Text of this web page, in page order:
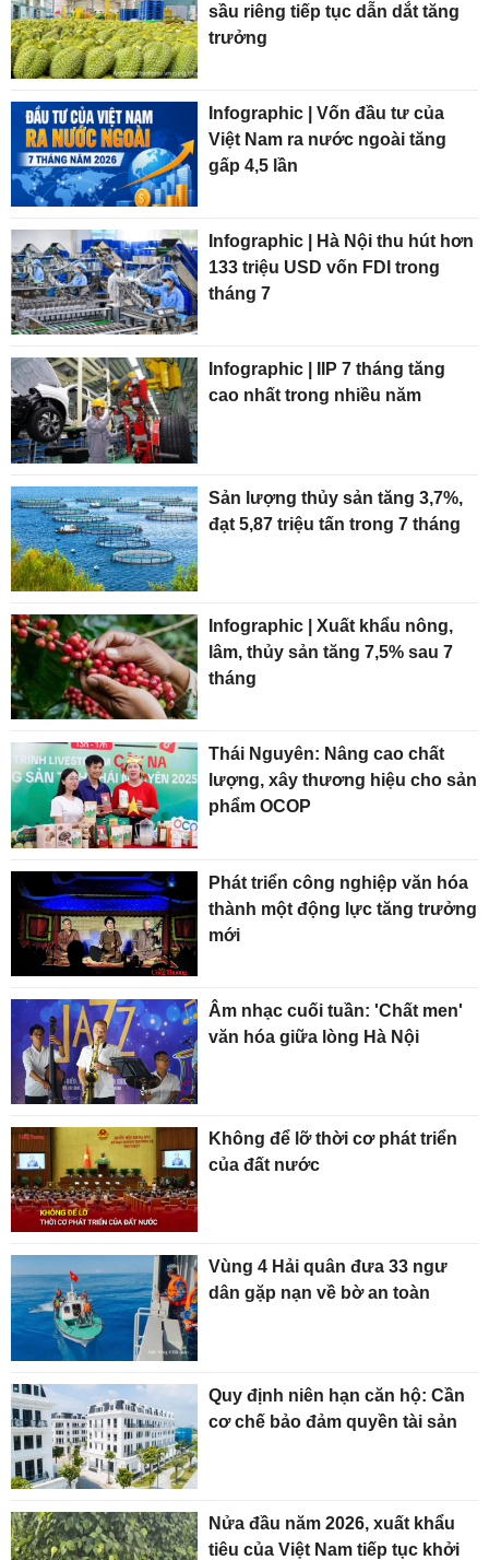
sầu riêng tiếp tục dẫn dắt tăng
trưởng
Infographic | Vốn đầu tư của
Việt Nam ra nước ngoài tăng
gấp 4,5 lần
Infographic | Hà Nội thu hút hơn
133 triệu USD vốn FDI trong
tháng 7
Infographic | IIP 7 tháng tăng
cao nhất trong nhiều năm
Sản lượng thủy sản tăng 3,7%,
đạt 5,87 triệu tấn trong 7 tháng
Infographic | Xuất khẩu nông,
lâm, thủy sản tăng 7,5% sau 7
tháng
Thái Nguyên: Nâng cao chất
lượng, xây thương hiệu cho sản
phẩm OCOP
Phát triển công nghiệp văn hóa
thành một động lực tăng trưởng
mới
Âm nhạc cuối tuần: 'Chất men'
văn hóa giữa lòng Hà Nội
Không để lỡ thời cơ phát triển
của đất nước
Vùng 4 Hải quân đưa 33 ngư
dân gặp nạn về bờ an toàn
Quy định niên hạn căn hộ: Cần
cơ chế bảo đảm quyền tài sản
Nửa đầu năm 2026, xuất khẩu
tiêu của Việt Nam tiếp tục khởi